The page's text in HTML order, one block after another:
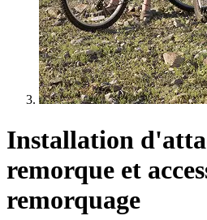
Installation
remorque et
remorquage